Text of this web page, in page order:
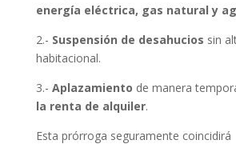
energía eléctrica, gas natural y
2.- Suspensión de desahucios sin
habitacional.
3.- Aplazamiento de manera
la renta de alquiler.
Esta prórroga seguramente coincidirá